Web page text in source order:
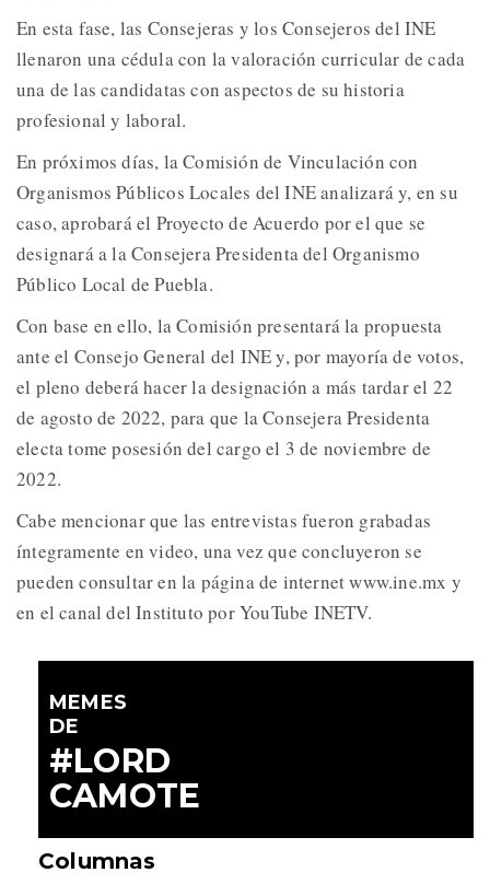
En esta fase, las Consejeras y los Consejeros del INE
llenaron una cédula con la valoración curricular de cada
una de las candidatas con aspectos de su historia
profesional y laboral.
En próximos días, la Comisión de Vinculación con
Organismos Públicos Locales del INE analizará y, en su
caso, aprobará el Proyecto de Acuerdo por el que se
designará a la Consejera Presidenta del Organismo
Público Local de Puebla.
Con base en ello, la Comisión presentará la propuesta
ante el Consejo General del INE y, por mayoría de votos,
el pleno deberá hacer la designación a más tardar el 22
de agosto de 2022, para que la Consejera Presidenta
electa tome posesión del cargo el 3 de noviembre de
2022.
Cabe mencionar que las entrevistas fueron grabadas
íntegramente en video, una vez que concluyeron se
pueden consultar en la página de internet www.ine.mx y
en el canal del Instituto por YouTube INETV.
MEMES
DE
#LORD
CAMOTE
Columnas